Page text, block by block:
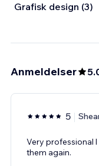
Grafisk design (3)
Anmeldelser
5
Very professional
them again.